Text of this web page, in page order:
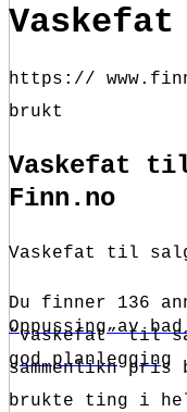
Oppussing av
god planlegging
https://
brukt
Vaskefat
Finn.no
Vaskefat til
Du finner 136
“vaskefat” til
sammenlikn
brukte ting i